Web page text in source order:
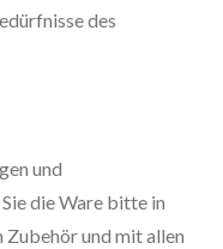
des
und
die Ware bitte in
und mit allen